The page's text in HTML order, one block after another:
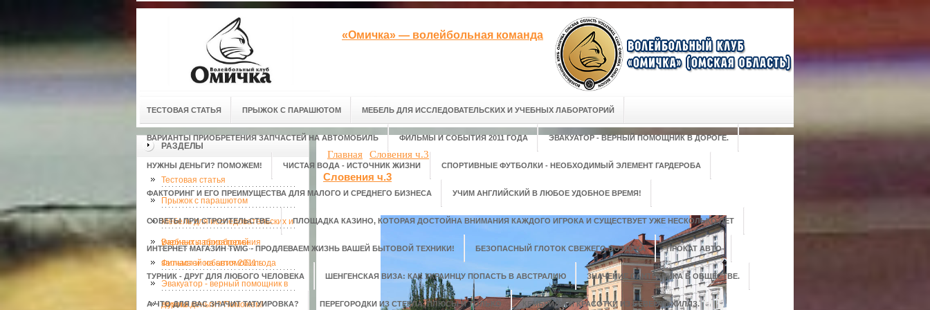
«Омичка» — волейбольная команда
ТЕСТОВАЯ СТАТЬЯ ПРЫЖОК С ПАРАШЮТОМ МЕБЕЛЬ ДЛЯ ИССЛЕДОВАТЕЛЬСКИХ И УЧЕБНЫХ ЛАБОРАТОРИЙ
ВАРИАНТЫ ПРИОБРЕТЕНИЯ ЗАПЧАСТЕЙ НА АВТОМОБИЛЬ ФИЛЬМЫ И СОБЫТИЯ 2011 ГОДА ЭВАКУАТОР - ВЕРНЫЙ ПОМОЩНИК В ДОРОГЕ.
НУЖНЫ ДЕНЬГИ? ПОМОЖЕМ! ЧИСТАЯ ВОДА - ИСТОЧНИК ЖИЗНИ СПОРТИВНЫЕ ФУТБОЛКИ - НЕОБХОДИМЫЙ ЭЛЕМЕНТ ГАРДЕРОБА
ФАКТОРИНГ И ЕГО ПРЕИМУЩЕСТВА ДЛЯ МАЛОГО И СРЕДНЕГО БИЗНЕСА УЧИМ АНГЛИЙСКИЙ В ЛЮБОЕ УДОБНОЕ ВРЕМЯ!
СОВЕТЫ ПРИ СТРОИТЕЛЬСТВЕ. ПЛОЩАДКА КАЗИНО, КОТОРАЯ ДОСТОЙНА ВНИМАНИЯ КАЖДОГО ИГРОКА И СУЩЕСТВУЕТ УЖЕ НЕСКОЛЬКО ЛЕТ
ИНТЕРНЕТ МАГАЗИН TWIG - ПРОДЛЕВАЕМ ЖИЗНЬ ВАШЕЙ БЫТОВОЙ ТЕХНИКИ! БЕЗОПАСНЫЙ ГЛОТОК СВЕЖЕГО ВОЗДУХА ПРОКАТ АВТО
ТУРНИК - ДРУГ ДЛЯ ЛЮБОГО ЧЕЛОВЕКА ШЕНГЕНСКАЯ ВИЗА: КАК УКРАИНЦУ ПОПАСТЬ В АВСТРАЛИЮ ЗНАЧЕНИЕ САНТЕХНИКА В ОБЩЕСТВЕ.
А ЧТО ДЛЯ ВАС ЗНАЧИТ ТАТУИРОВКА? ПЕРЕГОРОДКИ ИЗ СТЕКЛА, ПЛЮСЫ И ТОЛЬКО КЕМБРИДЖ И КРАСОТКИ ИЗ БЕВЕРЛИ-ХИЛЛЗ.
РАЗДЕЛЫ
Тестовая статья
Прыжок с парашютом
Мебель для исследовательских и
учебных лабораторий
Варианты приобретения
запчастей на автомобиль
Фильмы и события 2011 года
Эвакуатор - верный помощник в
дороге.
Нужны деньги? Поможем!
Главная Словения ч.3
Словения ч.3